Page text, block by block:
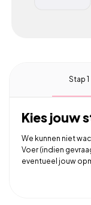
Stap 1
Kies jouw
We kunnen niet
Voer (indien
eventueel jouw